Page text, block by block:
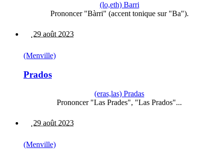
(lo,eth) Barri
Prononcer "Bàrri" (accent tonique sur "Ba").
29 août 2023
(Menville)
Prados
(eras,las) Pradas
Prononcer "Las Prades", "Las Prados"...
29 août 2023
(Menville)